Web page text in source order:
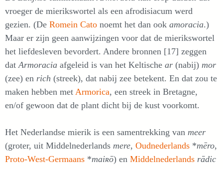
vroeger de mierikswortel als een afrodisiacum werd
gezien. (De Romein Cato noemt het dan ook amoracia.)
Maar er zijn geen aanwijzingen voor dat de mierikswortel
het liefdesleven bevordert. Andere bronnen [17] zeggen
dat Armoracia afgeleid is van het Keltische ar (nabij) mor
(zee) en rich (streek), dat nabij zee betekent. En dat zou te
maken hebben met Armorica, een streek in Bretag­ne,
en/of gewoon dat de plant dicht bij de kust voorkomt.
Het Nederlandse mierik is een samentrekking van meer
(groter, uit Middelnederlands mere, Oudnederlands *mēro,
Proto-West-Germaans *maiʀō) en Middelnederlands rādic